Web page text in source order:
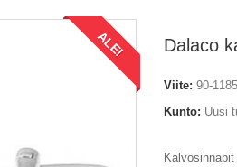
ALE! Dalaco
Viite: 90-1185
Kunto: Uusi